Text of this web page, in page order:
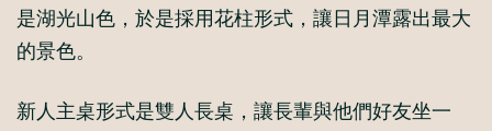
是湖光山色，於是採用花柱形式，讓日月潭露出最大
的景色。
新人主桌形式是雙人長桌，讓長輩與他們好友坐一